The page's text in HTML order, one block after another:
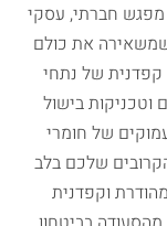
מפגש חברתי, עסקי
את כולם
של נתחי
בישול
של חומרי
שלכם בלב
וקפדנית